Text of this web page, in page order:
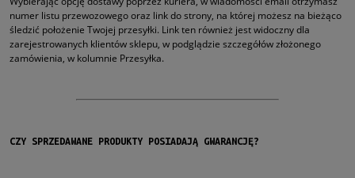
numer listu przewozowego oraz link do strony, na której możesz na bieżąco
śledzić położenie Twojej przesyłki. Link ten również jest widoczny dla
zarejestrowanych klientów sklepu, w podglądzie szczegółów złożonego
zamówienia, w kolumnie Przesyłka.
CZY SPRZEDAWANE PRODUKTY POSIADAJĄ GWARANCJĘ?